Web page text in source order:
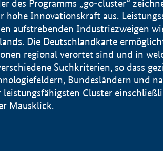
des Programms „go-cluster“
hohe Innovationskraft aus.
aufstrebenden Industriezweigen
Die Deutschlandkarte
regional verortet sind und in
Suchkriterien, so dass
Bundesländern und
leistungsfähigsten Cluster
Mausklick.